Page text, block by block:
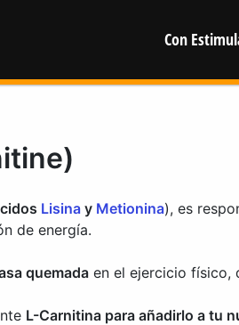
Con
Lisina y Metionina), es
de energía.
quemada en el ejercicio físico,
L-Carnitina para añadirlo a tu